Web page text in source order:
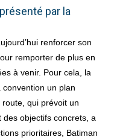
par la
renforcer son
remporter de plus en
à venir. Pour cela, la
un plan
qui prévoit un
objectifs concrets, a
prioritaires, Batiman